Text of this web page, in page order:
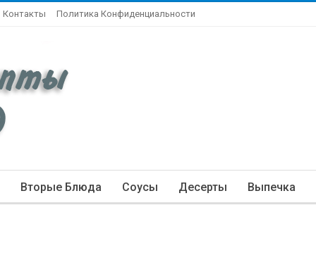
Контакты Политика Конфиденциальности
Вторые Блюда Соусы Десерты Выпечка